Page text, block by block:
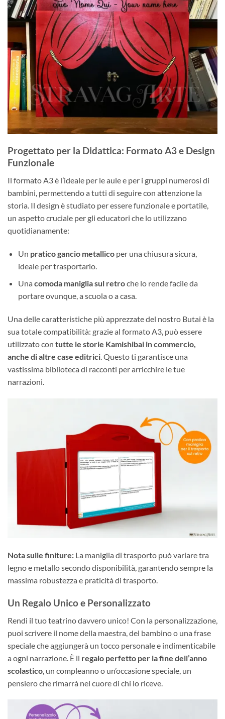
Progettato per la Didattica: Formato A3 e Design
Funzionale
Il formato A3 è l’ideale per le aule e per i gruppi numerosi di
bambini, permettendo a tutti di seguire con attenzione la
storia. Il design è studiato per essere funzionale e portatile,
un aspetto cruciale per gli educatori che lo utilizzano
quotidianamente:
Un pratico gancio metallicoper una chiusura sicura,
ideale per trasportarlo.
Una comoda maniglia sul retroche lo rende facile da
portare ovunque, a scuola o a casa.
Una delle caratteristiche più apprezzate del nostro Butai è la
sua totale compatibilità: grazie al formato A3, può essere
utilizzato con tutte le storie Kamishibai in commercio,
anche di altre case editrici. Questo ti garantisce una
vastissima biblioteca di racconti per arricchire le tue
narrazioni.
Nota sulle finiture: La maniglia di trasporto può variare tra
legno e metallo secondo disponibilità, garantendo sempre la
massima robustezza e praticità di trasporto.
Un Regalo Unico e Personalizzato
Rendi il tuo teatrino davvero unico! Con la personalizzazione,
puoi scrivere il nome della maestra, del bambino o una frase
speciale che aggiungerà un tocco personale e indimenticabile
a ogni narrazione. È il regalo perfetto per la fine dell’anno
scolastico , un compleanno o un’occasione speciale, un
pensiero che rimarrà nel cuore di chi lo riceve.